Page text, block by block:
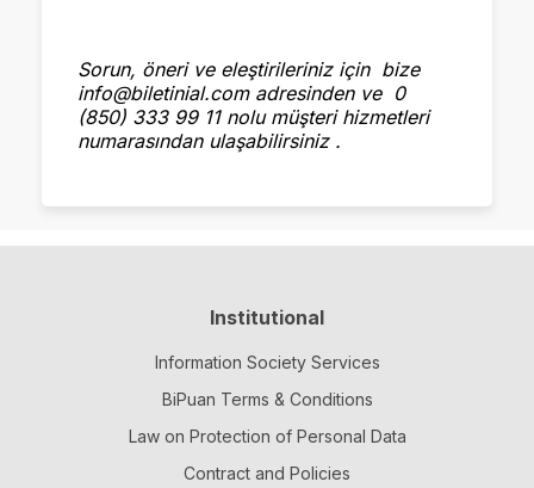
Sorun, öneri ve eleştirileriniz için bize
info@biletinial.com adresinden ve 0
(850) 333 99 11 nolu müşteri hizmetleri
numarasından ulaşabilirsiniz .
Institutional
Information Society Services
BiPuan Terms & Conditions
Law on Protection of Personal Data
Contract and Policies